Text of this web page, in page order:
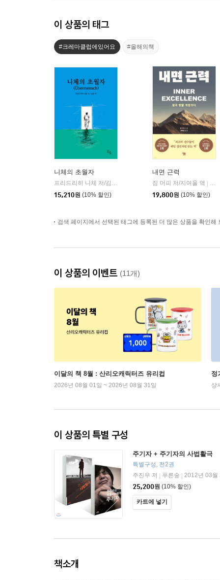
이 상품의 태그
#크레마클럽에있어요 #올해의책
니체의 초월자
프리드리히 니체 저/김철 편역
15,210원 (10% 할인)
내면 근력
짐 머피 저/지여울 역
윌
19,800원 (10% 할인)
검색 페이지에서 선택된 태그에 등록된 더 많은 상품을 확인해
이 상품의 이벤트 (11개)
이달의 책 8월 : 산리오캐릭터즈 유리컵
2026년 08월 01일 ~ 2026년 08월 31일
정
상
이 상품의 특별 구성
주기자 + 주기자의 사법활극
특별구성, 전2권
주진우 저
푸른숲
2012년 03월
25,200원 (10% 할인)
카트에 넣기
책소개